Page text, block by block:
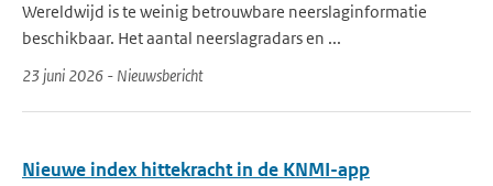
Wereldwijd is te weinig betrouwbare neerslaginformatie
beschikbaar. Het aantal neerslagradars en ...
23 juni 2026 - Nieuwsbericht
Nieuwe index hittekracht in de KNMI-app